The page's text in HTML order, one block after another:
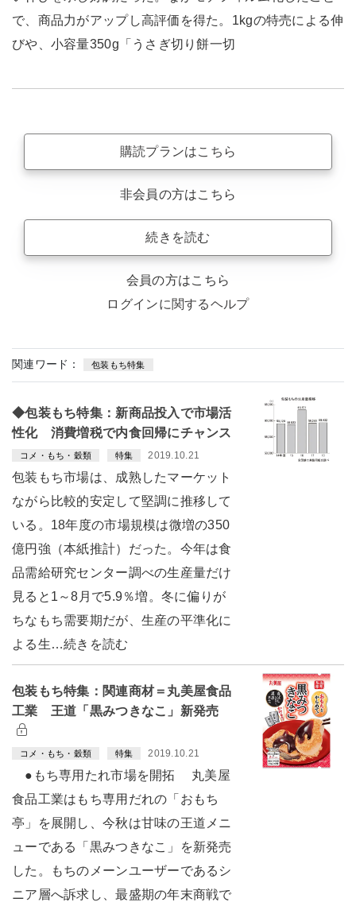
で、商品力がアップし高評価を得た。1kgの特売による伸
びや、小容量350g「うさぎ切り餅一切
購読プランはこちら
非会員の方はこちら
続きを読む
会員の方はこちら
ログインに関するヘルプ
関連ワード： 包装もち特集
◆包装もち特集：新商品投入で市場活
性化 消費増税で内食回帰にチャンス
コメ・もち・穀類 特集 2019.10.21
包装もち市場は、成熟したマーケット
ながら比較的安定して堅調に推移して
いる。18年度の市場規模は微増の350
億円強（本紙推計）だった。今年は食
品需給研究センター調べの生産量だけ
見ると1～8月で5.9％増。冬に偏りが
ちなもち需要期だが、生産の平準化に
よる生…続きを読む
包装もち特集：関連商材＝丸美屋食品
工業 王道「黒みつきなこ」新発売
コメ・もち・穀類 特集 2019.10.21
●もち専用たれ市場を開拓 丸美屋
食品工業はもち専用だれの「おもち
亭」を展開し、今秋は甘味の王道メニ
ューである「黒みつきなこ」を新発売
した。もちのメーンユーザーであるシ
ニア層へ訴求し、最盛期の年末商戦で